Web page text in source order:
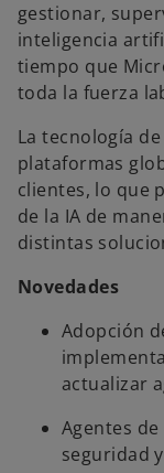
gestionar,
inteligencia
tiempo que
toda la fuerza
La tecnología
plataformas
clientes, lo que
de la IA de
distintas
Novedades
Adopción
actualizar
Agentes
seguridad